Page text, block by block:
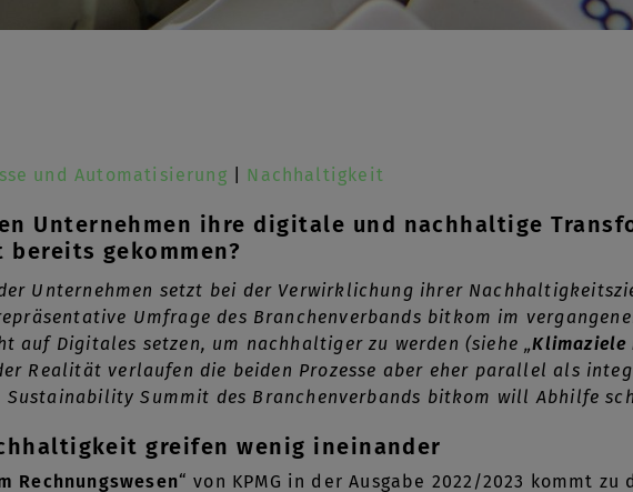
und Automatisierung Nachhaltigkeit
Unternehmen ihre digitale und nachhaltige
gekommen?
Unternehmen setzt bei der Verwirklichung ihrer
Umfrage des Branchenverbands bitkom im
auf Digitales setzen, um nachhaltiger zu werden (siehe „
Realität verlaufen die beiden Prozesse aber eher parallel als
Summit des Branchenverbands bitkom will Abhilfe
greifen wenig ineinander
Rechnungswesen“ von KPMG in der Ausgabe 2022/2023 kommt zu